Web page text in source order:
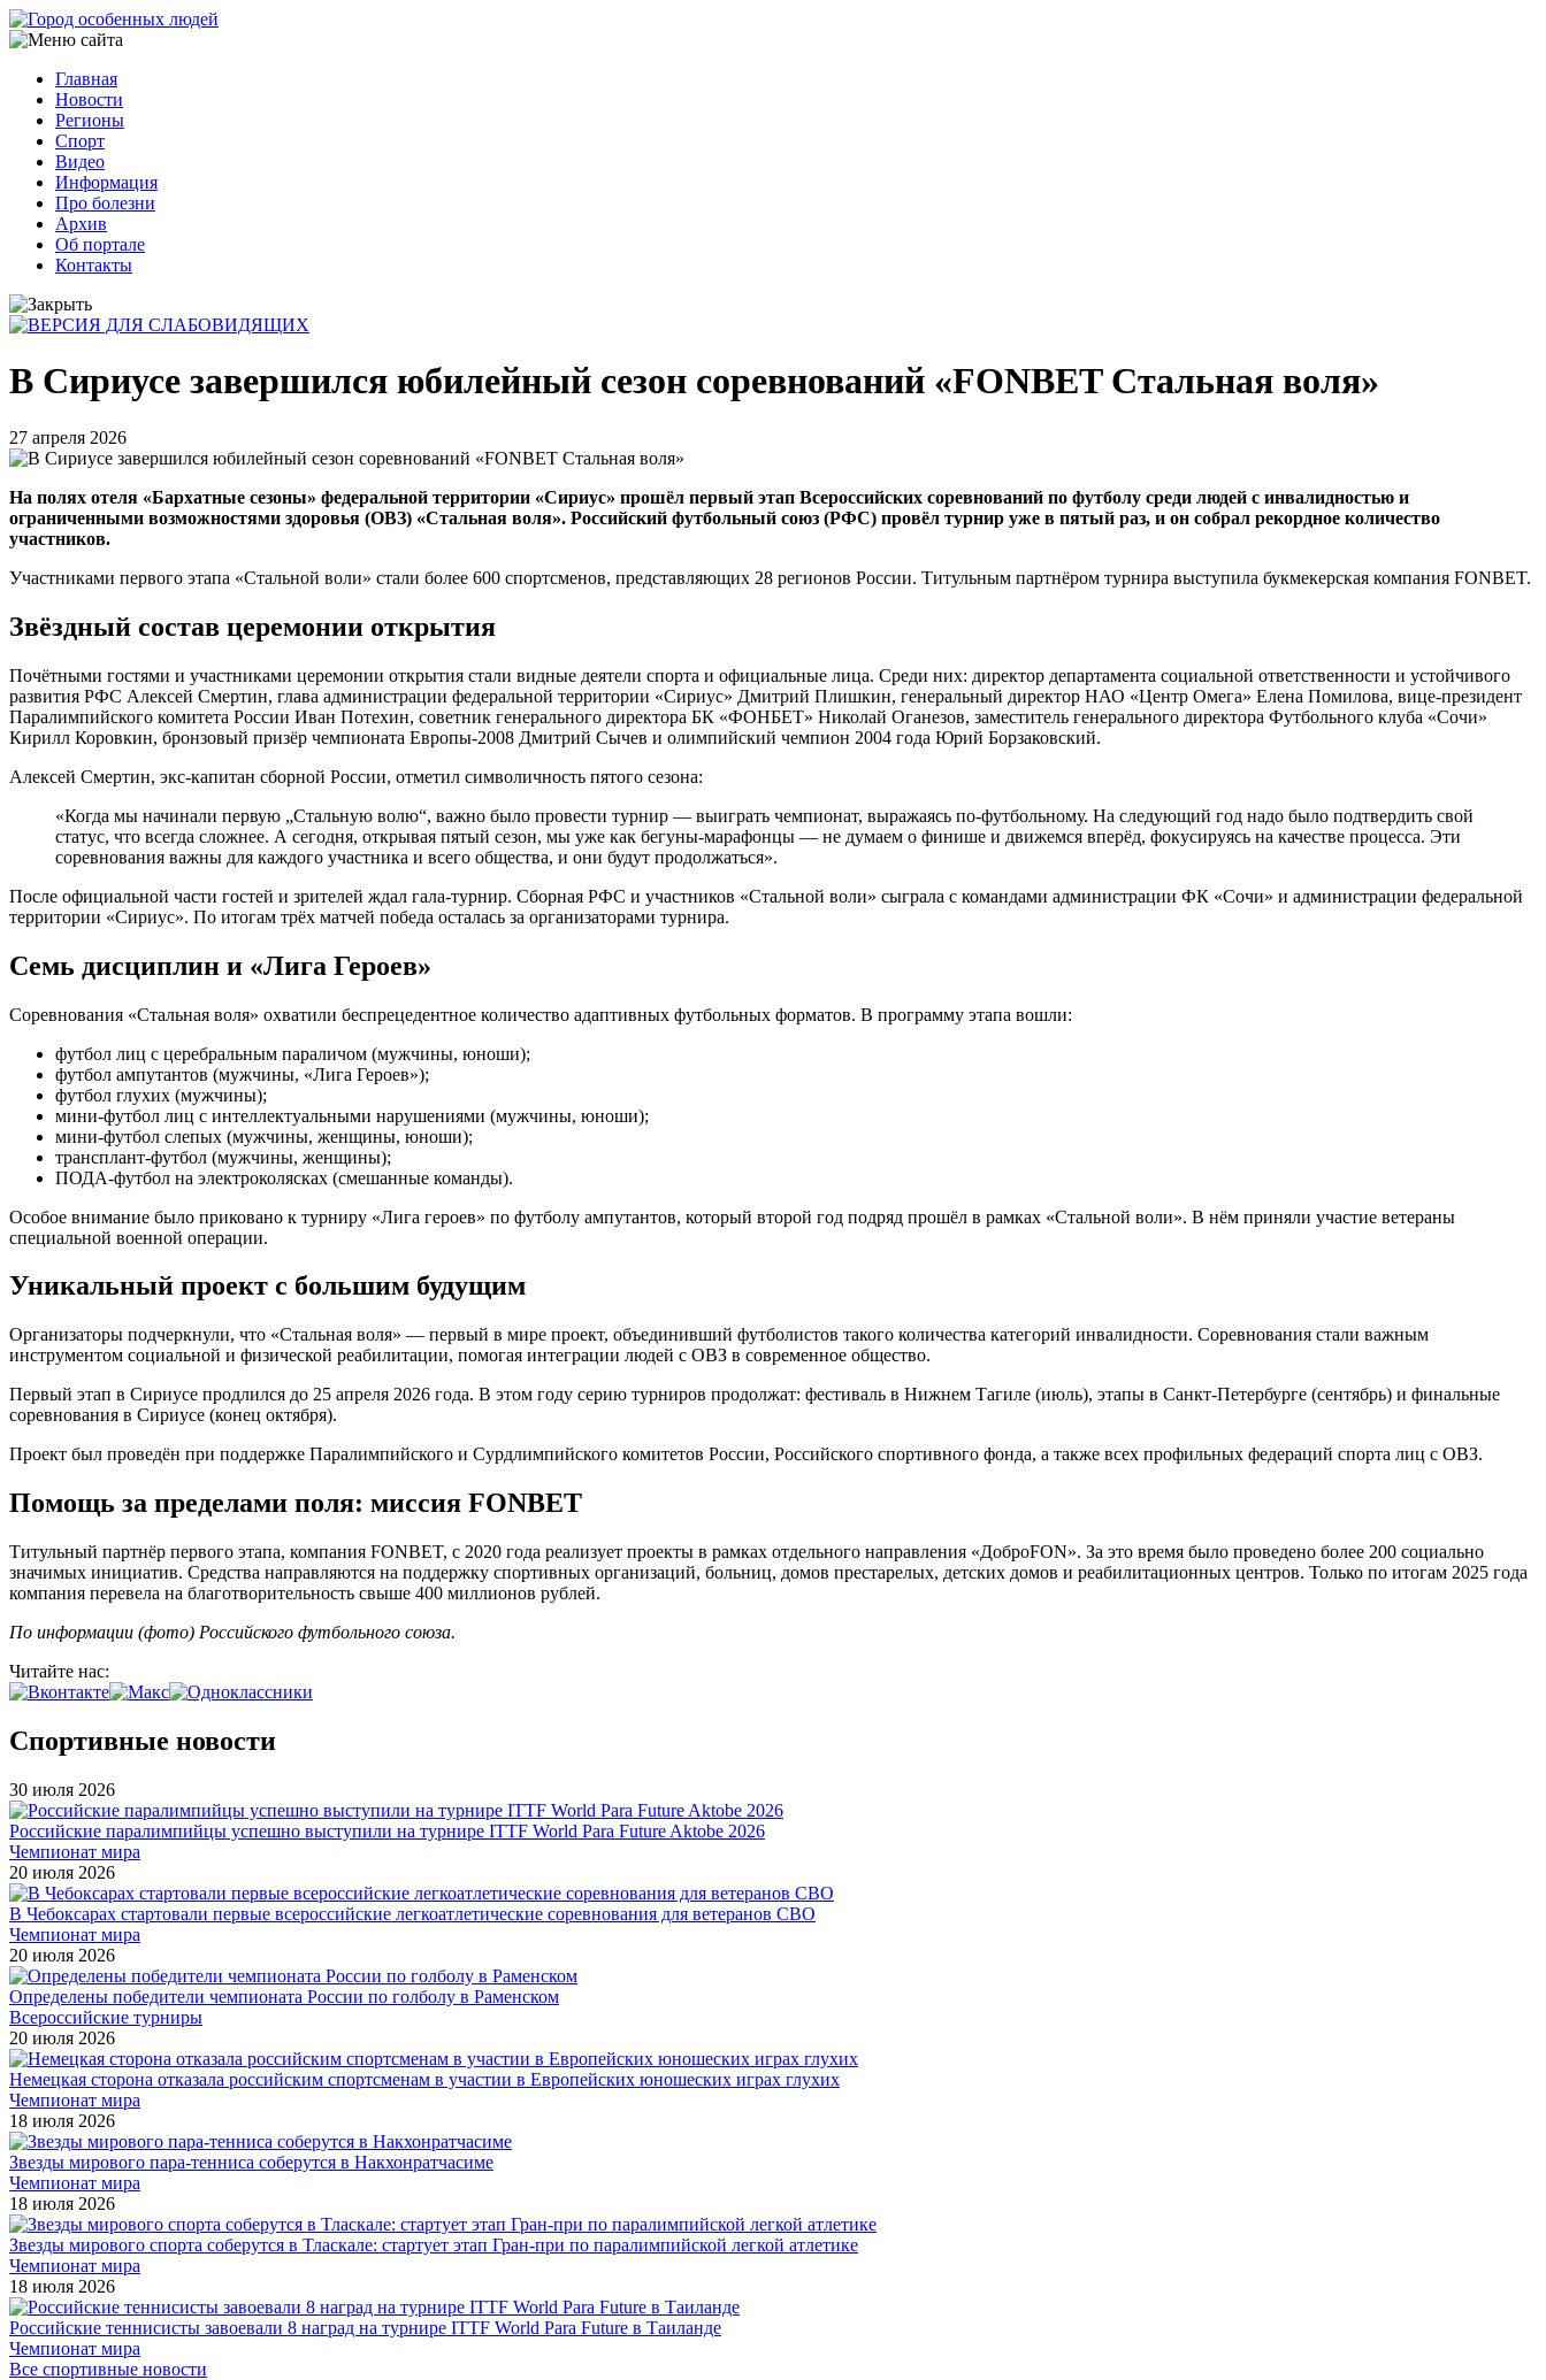
Перейти
к
содержанию
Основная
навигация
Главная
Новости
Регионы
Спорт
Видео
Информация
Про болезни
Архив
Об портале
Контакты
В Сириусе завершился юбилейный сезон соревнований «FONBET Стальная воля»
27 апреля 2026
На полях отеля «Бархатные сезоны» федеральной территории «Сириус» прошёл первый этап Всероссийских соревнований по футболу среди людей с инвалидностью и
ограниченными возможностями здоровья (ОВЗ) «Стальная воля». Российский футбольный союз (РФС) провёл турнир уже в пятый раз, и он собрал рекордное количество
участников.
Участниками первого этапа «Стальной воли» стали более 600 спортсменов, представляющих 28 регионов России. Титульным партнёром турнира выступила букмекерская компания FONBET.
Звёздный состав церемонии открытия
Почётными гостями и участниками церемонии открытия стали видные деятели спорта и официальные лица. Среди них: директор департамента социальной ответственности и устойчивого
развития РФС Алексей Смертин, глава администрации федеральной территории «Сириус» Дмитрий Плишкин, генеральный директор НАО «Центр Омега» Елена Помилова, вице-президент
Паралимпийского комитета России Иван Потехин, советник генерального директора БК «ФОНБЕТ» Николай Оганезов, заместитель генерального директора Футбольного клуба «Сочи»
Кирилл Коровкин, бронзовый призёр чемпионата Европы-2008 Дмитрий Сычев и олимпийский чемпион 2004 года Юрий Борзаковский.
Алексей Смертин, экс-капитан сборной России, отметил символичность пятого сезона:
«Когда мы начинали первую „Стальную волю“, важно было провести турнир — выиграть чемпионат, выражаясь по-футбольному. На следующий год надо было подтвердить свой
статус, что всегда сложнее. А сегодня, открывая пятый сезон, мы уже как бегуны-марафонцы — не думаем о финише и движемся вперёд, фокусируясь на качестве процесса. Эти
соревнования важны для каждого участника и всего общества, и они будут продолжаться».
После официальной части гостей и зрителей ждал гала-турнир. Сборная РФС и участников «Стальной воли» сыграла с командами администрации ФК «Сочи» и администрации федеральной
территории «Сириус». По итогам трёх матчей победа осталась за организаторами турнира.
Семь дисциплин и «Лига Героев»
Соревнования «Стальная воля» охватили беспрецедентное количество адаптивных футбольных форматов. В программу этапа вошли:
футбол лиц с церебральным параличом (мужчины, юноши);
футбол ампутантов (мужчины, «Лига Героев»);
футбол глухих (мужчины);
мини-футбол лиц с интеллектуальными нарушениями (мужчины, юноши);
мини-футбол слепых (мужчины, женщины, юноши);
трансплант-футбол (мужчины, женщины);
ПОДА-футбол на электроколясках (смешанные команды).
Особое внимание было приковано к турниру «Лига героев» по футболу ампутантов, который второй год подряд прошёл в рамках «Стальной воли». В нём приняли участие ветераны
специальной военной операции.
Уникальный проект с большим будущим
Организаторы подчеркнули, что «Стальная воля» — первый в мире проект, объединивший футболистов такого количества категорий инвалидности. Соревнования стали важным
инструментом социальной и физической реабилитации, помогая интеграции людей с ОВЗ в современное общество.
Первый этап в Сириусе продлился до 25 апреля 2026 года. В этом году серию турниров продолжат: фестиваль в Нижнем Тагиле (июль), этапы в Санкт-Петербурге (сентябрь) и финальные
соревнования в Сириусе (конец октября).
Проект был проведён при поддержке Паралимпийского и Сурдлимпийского комитетов России, Российского спортивного фонда, а также всех профильных федераций спорта лиц с ОВЗ.
Помощь за пределами поля: миссия FONBET
Титульный партнёр первого этапа, компания FONBET, с 2020 года реализует проекты в рамках отдельного направления «ДоброFON». За это время было проведено более 200 социально
значимых инициатив. Средства направляются на поддержку спортивных организаций, больниц, домов престарелых, детских домов и реабилитационных центров. Только по итогам 2025 года
компания перевела на благотворительность свыше 400 миллионов рублей.
По информации (фото) Российского футбольного союза.
Читайте нас:
Спортивные новости
30 июля 2026
Российские паралимпийцы успешно выступили на турнире ITTF World Para Future Aktobe 2026
Чемпионат мира
20 июля 2026
В Чебоксарах стартовали первые всероссийские легкоатлетические соревнования для ветеранов СВО
Чемпионат мира
20 июля 2026
Определены победители чемпионата России по голболу в Раменском
Всероссийские турниры
20 июля 2026
Немецкая сторона отказала российским спортсменам в участии в Европейских юношеских играх глухих
Чемпионат мира
18 июля 2026
Звезды мирового пара-тенниса соберутся в Накхонратчасиме
Чемпионат мира
18 июля 2026
Звезды мирового спорта соберутся в Тласкале: стартует этап Гран-при по паралимпийской легкой атлетике
Чемпионат мира
18 июля 2026
Российские теннисисты завоевали 8 наград на турнире ITTF World Para Future в Таиланде
Чемпионат мира
Все спортивные новости